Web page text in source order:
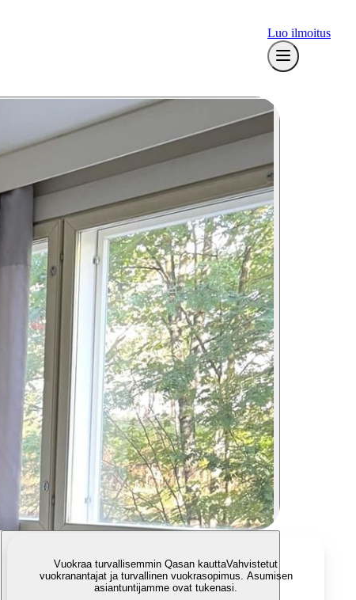
Luo ilmoitus
Vuokraa turvallisemmin Qasan kauttaVahvistetut
vuokranantajat ja turvallinen vuokrasopimus. Asumisen
asiantuntijamme ovat tukenasi.